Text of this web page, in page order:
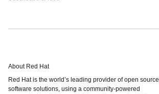
About Red Hat
Red Hat is the world’s leading provider of open source
software solutions, using a community-powered